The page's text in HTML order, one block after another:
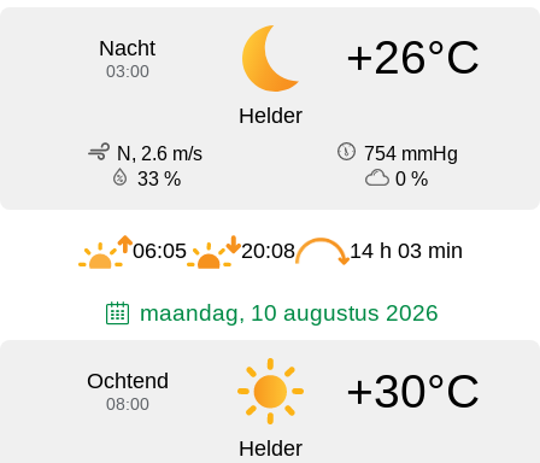
Nacht
03:00 +26°C
Helder
N, 2.6 m/s
754 mmHg
33 %
0 %
06:05 20:08 14 h 03 min
maandag, 10 augustus 2026
Ochtend
08:00 +30°C
Helder